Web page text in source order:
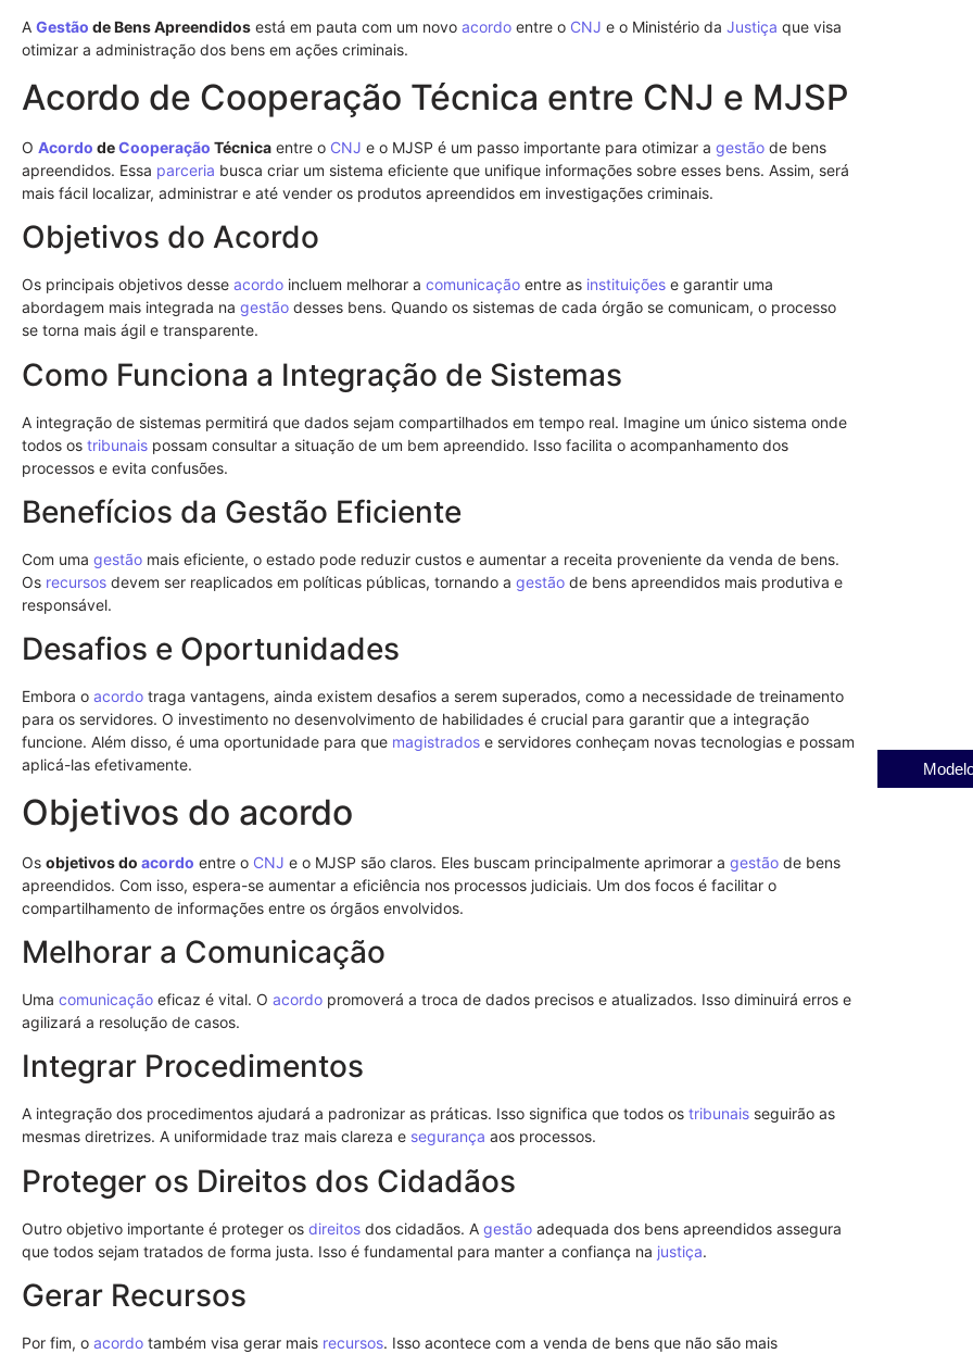
A Gestão de Bens Apreendidos está em pauta com um novo acordo entre o CNJ e o Ministério da Justiça que visa
otimizar a administração dos bens em ações criminais.
Acordo de Cooperação Técnica entre CNJ e MJSP
O Acordo deCooperação Técnica entre o CNJ e o MJSP é um passo importante para otimizar a gestão de bens
apreendidos. Essa parceria busca criar um sistema eficiente que unifique informações sobre esses bens. Assim, será
mais fácil localizar, administrar e até vender os produtos apreendidos em investigações criminais.
Objetivos do Acordo
Os principais objetivos desse acordo incluem melhorar a comunicação entre as instituições e garantir uma
abordagem mais integrada na gestão desses bens. Quando os sistemas de cada órgão se comunicam, o processo
se torna mais ágil e transparente.
Como Funciona a Integração de Sistemas
A integração de sistemas permitirá que dados sejam compartilhados em tempo real. Imagine um único sistema onde
todos os tribunais possam consultar a situação de um bem apreendido. Isso facilita o acompanhamento dos
processos e evita confusões.
Benefícios da Gestão Eficiente
Com uma gestão mais eficiente, o estado pode reduzir custos e aumentar a receita proveniente da venda de bens.
Os recursos devem ser reaplicados em políticas públicas, tornando a gestão de bens apreendidos mais produtiva e
responsável.
Desafios e Oportunidades
Embora o acordo traga vantagens, ainda existem desafios a serem superados, como a necessidade de treinamento
para os servidores. O investimento no desenvolvimento de habilidades é crucial para garantir que a integração
funcione. Além disso, é uma oportunidade para que magistrados e servidores conheçam novas tecnologias e possam
aplicá-las efetivamente.
Objetivos do acordo
Os objetivos do acordo entre o CNJ e o MJSP são claros. Eles buscam principalmente aprimorar a gestão de bens
apreendidos. Com isso, espera-se aumentar a eficiência nos processos judiciais. Um dos focos é facilitar o
compartilhamento de informações entre os órgãos envolvidos.
Melhorar a Comunicação
Uma comunicação eficaz é vital. O acordo promoverá a troca de dados precisos e atualizados. Isso diminuirá erros e
agilizará a resolução de casos.
Integrar Procedimentos
A integração dos procedimentos ajudará a padronizar as práticas. Isso significa que todos os tribunais seguirão as
mesmas diretrizes. A uniformidade traz mais clareza e segurança aos processos.
Proteger os Direitos dos Cidadãos
Outro objetivo importante é proteger os direitos dos cidadãos. A gestão adequada dos bens apreendidos assegura
que todos sejam tratados de forma justa. Isso é fundamental para manter a confiança na justiça.
Gerar Recursos
Por fim, o acordo também visa gerar mais recursos. Isso acontece com a venda de bens que não são mais